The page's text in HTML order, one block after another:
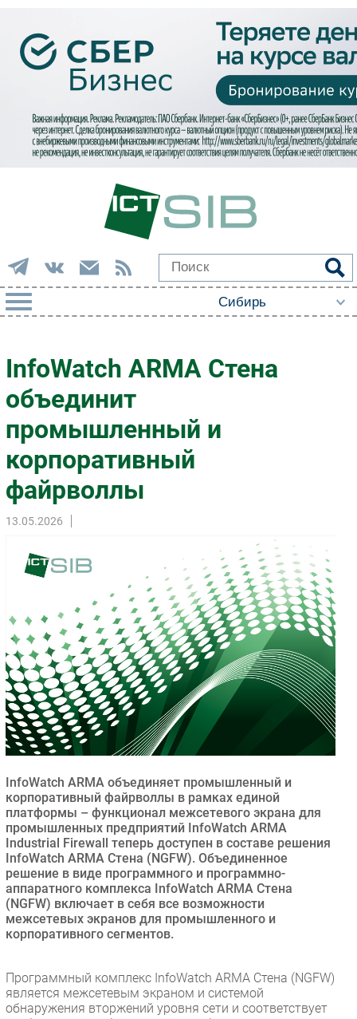
Импорто­замещение
Автоматизация Промышленности
Интернет
Фиксированная связь
Интеграция
Рынок ПК
Торговые сети
Оборудование
Outsourcing
Кадры
Регулирование
Финансы
Web
Безопасность
Инновации
CIO/Управление ИТ
Гаджеты
Здоровье
РАЗДЕЛЫ
Новости
Аналитика
Мероприятия
Проекты
IT класс
InfoWatch ARMA Стена
объединит
промышленный и
корпоративный
файрволлы
13.05.2026
InfoWatch ARMA объединяет промышленный и
корпоративный файрволлы в рамках единой
платформы – функционал межсетевого экрана для
промышленных предприятий InfoWatch ARMA
Industrial Firewall теперь доступен в составе решения
InfoWatch ARMA Стена (NGFW). Объединенное
решение в виде программного и программно-
аппаратного комплекса InfoWatch ARMA Стена
(NGFW) включает в себя все возможности
межсетевых экранов для промышленного и
корпоративного сегментов.
Программный комплекс InfoWatch ARMA Стена (NGFW)
является межсетевым экраном и системой
обнаружения вторжений уровня сети и соответствует